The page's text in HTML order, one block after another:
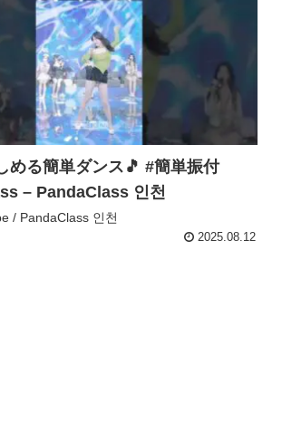
める簡単ダンス🎵 #簡単振付
– PandaClass 인천
/ PandaClass 인천
2025.08.12